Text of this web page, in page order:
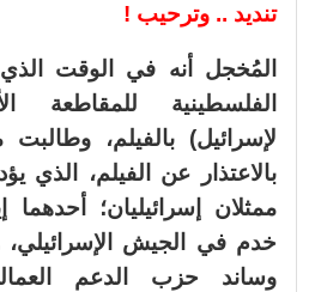
تنديد .. وترحيب !
المُخجل أنه في الوقت
الفلسطينية للمقاطعة
لإسرائيل) بالفيلم،
بالاعتذار عن الفيلم، الذي
ممثلان إسرائيليان؛
خدم في الجيش الإسرائيلي،
وساند حزب الدعم